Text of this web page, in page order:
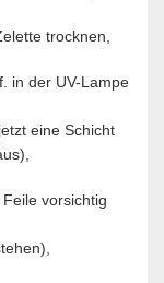
trocknen,
in der UV-Lampe
eine Schicht
vorsichtig